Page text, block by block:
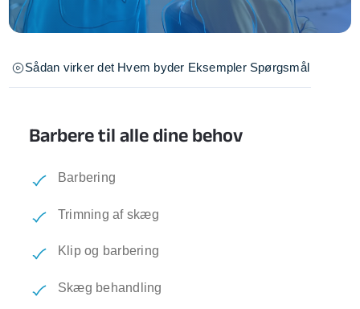
Sådan virker det Hvem byder Eksempler Spørgsmål
Barbere til alle dine behov
Barbering
Trimning af skæg
Klip og barbering
Skæg behandling